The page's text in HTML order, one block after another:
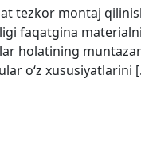
tezkor montaj
faqatgina
holatining
o‘z xususiyatlarini